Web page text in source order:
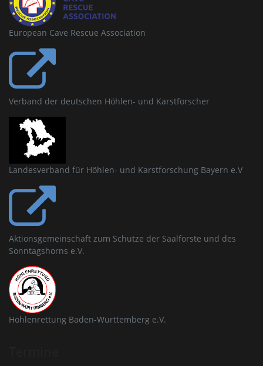
European Cave Rescue Association
Verband der deutschen Höhlen- und Karstforscher
Landesverband für Höhlen- und Karstforschung Bayern e.V
Aktionsgemeinschaft zum Schutze der Saalforste und des
Sonntagshorns e.V.
Höhlenrettung Baden-Württemberg e.V.